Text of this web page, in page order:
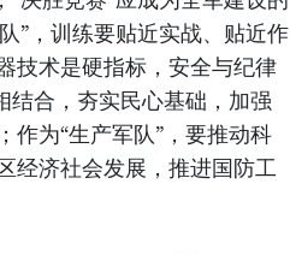
”，训练要贴近实战、贴近作
技术是硬指标，安全与纪律
结合，夯实民心基础，加强
作为“生产军队”，要推动科
经济社会发展，推进国防工